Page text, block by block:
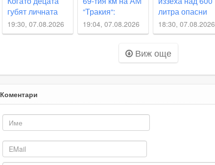
губят личната
си отговорност,
те започват да
19:30, 07.08.2026
“Тракия“:
Образуваха
досъдебно
производство
19:04, 07.08.2026
литра опасни
препарати в
Пловдивско
18:30, 07.08.2026
Виж още
Коментари